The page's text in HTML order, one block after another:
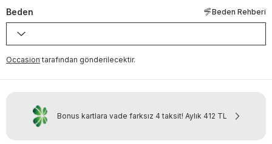
Beden Beden Rehberi
Occasion tarafından gönderilecektir.
Bonus kartlara vade farksız 4 taksit! Aylık 412 TL